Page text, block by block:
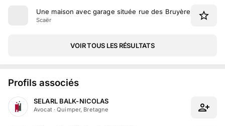
Une maison avec garage située rue des Bruyères à Scaër
Scaër
VOIR TOUS LES RÉSULTATS
Profils associés
SELARL BALK-NICOLAS
Avocat·Quimper, Bretagne